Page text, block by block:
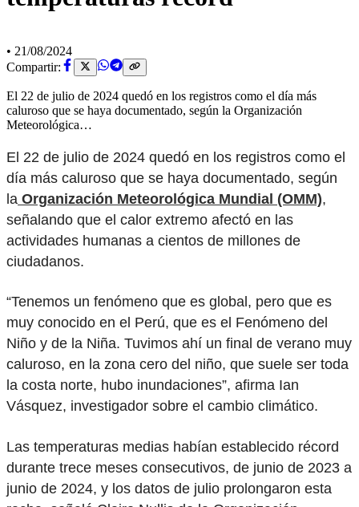
• 21/08/2024
Compartir:
El 22 de julio de 2024 quedó en los registros como el día más
caluroso que se haya documentado, según la Organización
Meteorológica…
El 22 de julio de 2024 quedó en los registros como el
día más caluroso que se haya documentado, según
la Organización Meteorológica Mundial (OMM),
señalando que el calor extremo afectó en las
actividades humanas a cientos de millones de
ciudadanos.
“Tenemos un fenómeno que es global, pero que es
muy conocido en el Perú, que es el Fenómeno del
Niño y de la Niña. Tuvimos ahí un final de verano muy
caluroso, en la zona cero del niño, que suele ser toda
la costa norte, hubo inundaciones”, afirma Ian
Vásquez, investigador sobre el cambio climático.
Las temperaturas medias habían establecido récord
durante trece meses consecutivos, de junio de 2023 a
junio de 2024, y los datos de julio prolongaron esta